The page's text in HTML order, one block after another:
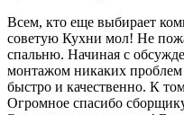
Всем, кто еще выбирает
советую Кухни мол! Не
спальню. Начиная с
монтажом никаких
быстро и качественно. К
Огромное спасибо